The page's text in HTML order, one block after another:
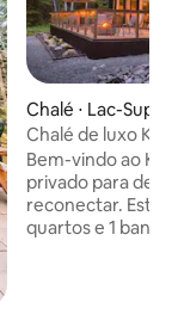
Chalé ⋅ Lac-
Chalé de luxo
de
hectares
Bem-vindo ao
privado para
reconectar. Este
quartos e 1